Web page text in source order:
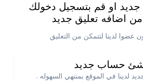
او قم بتسجيل دخولك
اضافه تعليق جديد
عضوا لدينا لتتمكن من التعليق
حساب جديد
لدينا في الموقع بمنتهي السهوله .